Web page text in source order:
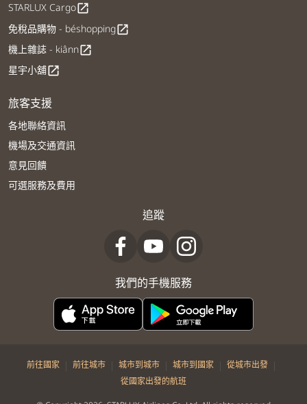
STARLUX Cargoopen_in_new
免稅品購物 - béshoppingopen_in_new
機上雜誌 - kiânnopen_in_new
星宇小舖open_in_new
旅客支援
各地聯絡資訊
機場及交通資訊
意見回饋
可選服務及費用
追蹤
我們的手機服務
前往國家 | 前往城市 | 城市到城市 | 城市到國家 | 從城市出發 |
從國家出發的航班